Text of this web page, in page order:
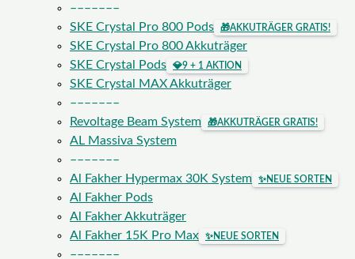
–––––––
SKE Crystal Pro 800 Pods
🎁AKKUTRÄGER GRATIS!
SKE Crystal Pro 800 Akkuträger
SKE Crystal Pods
💎9 + 1 AKTION
SKE Crystal MAX Akkuträger
–––––––
Revoltage Beam System
🎁AKKUTRÄGER GRATIS!
AL Massiva System
–––––––
Al Fakher Hypermax 30K System
✨NEUE SORTEN
Al Fakher Pods
Al Fakher Akkuträger
Al Fakher 15K Pro Max
✨NEUE SORTEN
–––––––